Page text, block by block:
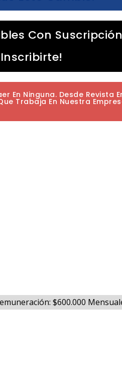
Con
En Ninguna. Desde Revista
Trabaja En Nuestra
$600.000